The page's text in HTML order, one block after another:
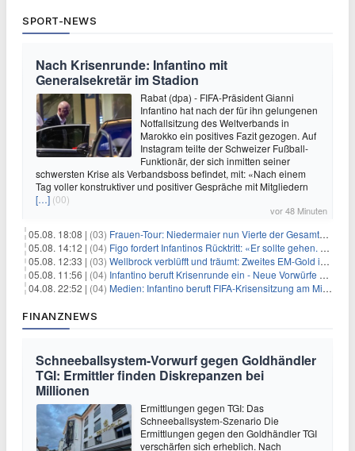
SPORT-NEWS
Nach Krisenrunde: Infantino mit
Generalsekretär im Stadion
Rabat (dpa) - FIFA-Präsident Gianni
Infantino hat nach der für ihn gelungenen
Notfallsitzung des Weltverbands in
Marokko ein positives Fazit gezogen. Auf
Instagram teilte der Schweizer Fußball-
Funktionär, der sich inmitten seiner
schwersten Krise als Verbandsboss befindet, mit: «Nach einem
Tag voller konstruktiver und positiver Gespräche mit Mitgliedern
[…] (00)
vor 48 Minuten
05.08. 18:08 | (03) Frauen-Tour: Niedermaier nun Vierte der Gesamtwertung
05.08. 14:12 | (04) Figo fordert Infantinos Rücktritt: «Er sollte gehen. Jetzt»
05.08. 12:33 | (03) Wellbrock verblüfft und träumt: Zweites EM-Gold in Paris
05.08. 11:56 | (04) Infantino beruft Krisenrunde ein - Neue Vorwürfe gegen FIFA
04.08. 22:52 | (04) Medien: Infantino beruft FIFA-Krisensitzung am Mittwoch ein
FINANZNEWS
Schneeballsystem-Vorwurf gegen Goldhändler
TGI: Ermittler finden Diskrepanzen bei
Millionen
Ermittlungen gegen TGI: Das
Schneeballsystem-Szenario Die
Ermittlungen gegen den Goldhändler TGI
verschärfen sich erheblich. Nach